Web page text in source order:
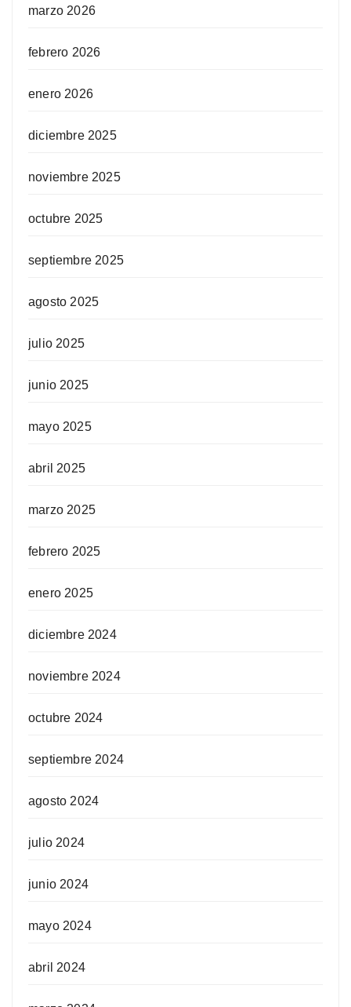
marzo 2026
febrero 2026
enero 2026
diciembre 2025
noviembre 2025
octubre 2025
septiembre 2025
agosto 2025
julio 2025
junio 2025
mayo 2025
abril 2025
marzo 2025
febrero 2025
enero 2025
diciembre 2024
noviembre 2024
octubre 2024
septiembre 2024
agosto 2024
julio 2024
junio 2024
mayo 2024
abril 2024